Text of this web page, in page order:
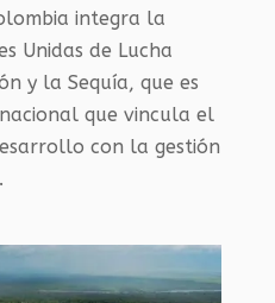
integra la
Unidas de Lucha
y la Sequía, que es
que vincula el
con la gestión